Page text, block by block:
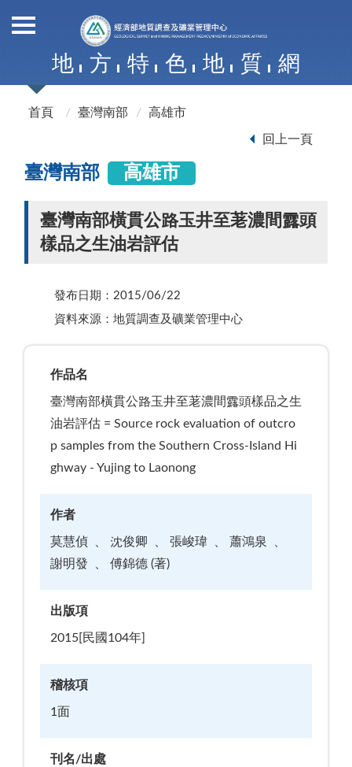
地 方 特 色 地 質 網
首頁 臺灣南部 高雄市
回上一頁
臺灣南部 高雄市
臺灣南部橫貫公路玉井至荖濃間露頭
樣品之生油岩評估
發布日期：2015/06/22
資料來源：地質調查及礦業管理中心
作品名
臺灣南部橫貫公路玉井至荖濃間露頭樣品之生
油岩評估 = Source rock evaluation of outcro
p samples from the Southern Cross-Island Hi
ghway - Yujing to Laonong
作者
莫慧偵 沈俊卿 張峻瑋
蕭鴻泉
謝明發
傅錦德 (著)
出版項
2015[民國104年]
稽核項
1面
刊名/出處